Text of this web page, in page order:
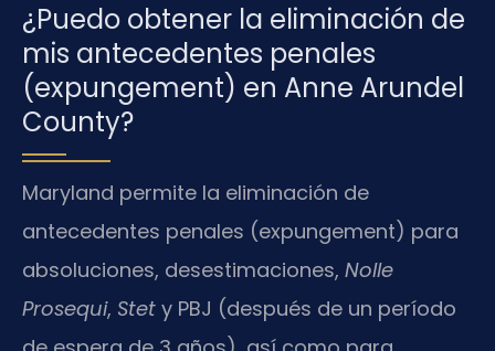
¿Puedo obtener la eliminación de
mis antecedentes penales
(expungement) en Anne Arundel
County?
Maryland permite la eliminación de
antecedentes penales (expungement) para
absoluciones, desestimaciones, Nolle
Prosequi, Stet y PBJ (después de un período